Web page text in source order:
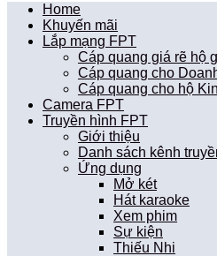
Home
Khuyến mãi
Lắp mạng FPT
Cáp quang giá rẽ hộ
Cáp quang cho
Cáp quang cho hộ
Camera FPT
Truyền hình FPT
Giới thiệu
Danh sách kênh
Ứng dụng
Mở két
Hát karaoke
Xem phim
Sự kiện
Thiếu Nhi